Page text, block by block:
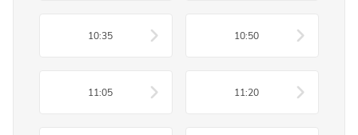
10:35 10:50
11:05 11:20